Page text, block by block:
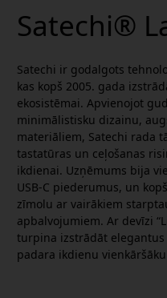
Satechi®
Satechi ir godalgots
kas kopš 2005. gada
ekosistēmai. Apvienojot
minimālistisku dizainu,
materiāliem, Satechi rada
tastatūras un ceļošanas
ikdienai. Uzņēmums bija
USB-C piederumus, un
zīmolu ar vairākiem
apbalvojumiem. Ar devīzi
turpina izstrādāt
padara ikdienu